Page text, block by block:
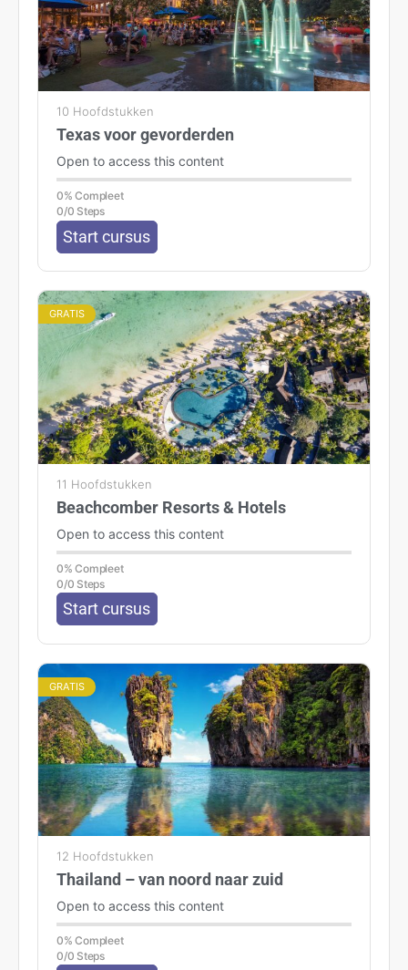
10 Hoofdstukken
Texas voor gevorderden
Open to access this content
0% Compleet
0/0 Steps
Start cursus
GRATIS
11 Hoofdstukken
Beachcomber Resorts & Hotels
Open to access this content
0% Compleet
0/0 Steps
Start cursus
GRATIS
12 Hoofdstukken
Thailand – van noord naar zuid
Open to access this content
0% Compleet
0/0 Steps